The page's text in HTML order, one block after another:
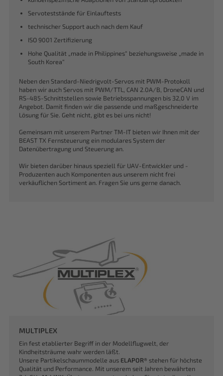
Servoteststände für Einlauftests
technischer Support auch nach dem Kauf
ISO 9001 Zertifizierung
Hohe Qualität „made in Philippines“ beziehungsweise „made in
South Korea“
Neben den Standard-Niedrigvolt-Servos mit PWM-Protokoll
haben wir auch Servos mit PWM/TTL, CAN 2.0A/B, DroneCAN und
RS-485-Schnittstellen sowie Betriebsspannungen bis 32,0 V im
Angebot. Damit finden wir die passende und maßgeschneiderte
Lösung für Sie. Geht nicht, gibt es bei uns nicht!
Gemeinsam mit unserem Partner TM-IT bieten wir Ihnen mit der
BEAST TX Fernsteuerung ein modulares System der
Datenübertragung und Steuerung an.
Wir bieten darüber hinaus speziell für UAV-Entwickler und -
Produzenten auch Komponenten aus unserem nicht frei
verkäuflichen Sortiment an. Fragen Sie uns gerne danach.
MULTIPLEX
Ein fest etablierter Begriff in der Modellflugwelt, der
Kindheitsträume wahr werden läßt.
Unsere Partikelschaummodelle aus ELAPOR® stehen für höchste
Qualität und Performance. Mit unserem seit Jahren bewährten